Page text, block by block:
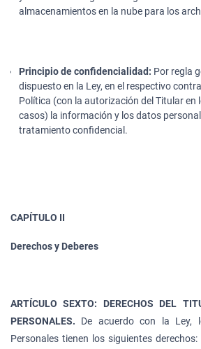
almacenamientos en la nube para los
Principio de confidencialidad: Por regla
dispuesto en la Ley, en el respectivo
Política (con la autorización del Titular en
casos) la información y los datos
tratamiento confidencial.
CAPÍTULO II
Derechos y Deberes
ARTÍCULO SEXTO: DERECHOS DEL
PERSONALES. De acuerdo con la Ley,
Personales tienen los siguientes